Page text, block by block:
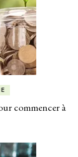
commencer à